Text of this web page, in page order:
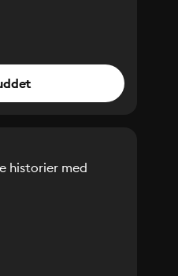
historier med